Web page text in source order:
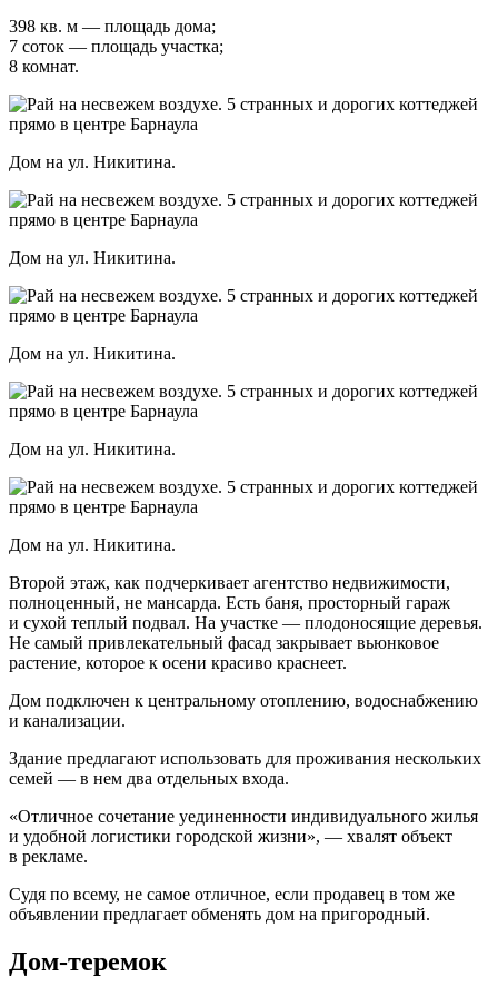
398 кв. м — площадь дома;
7 соток — площадь участка;
8 комнат.
Дом на ул. Никитина.
Дом на ул. Никитина.
Дом на ул. Никитина.
Дом на ул. Никитина.
Дом на ул. Никитина.
Второй этаж, как подчеркивает агентство недвижимости,
полноценный, не мансарда. Есть баня, просторный гараж
и сухой теплый подвал. На участке — плодоносящие деревья.
Не самый привлекательный фасад закрывает вьюнковое
растение, которое к осени красиво краснеет.
Дом подключен к центральному отоплению, водоснабжению
и канализации.
Здание предлагают использовать для проживания нескольких
семей — в нем два отдельных входа.
«Отличное сочетание уединенности индивидуального жилья
и удобной логистики городской жизни», — хвалят объект
в рекламе.
Судя по всему, не самое отличное, если продавец в том же
объявлении предлагает обменять дом на пригородный.
Дом-теремок